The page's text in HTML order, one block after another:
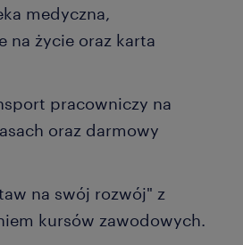
medyczna,
na życie oraz karta
pracowniczy na
oraz darmowy
na swój rozwój" z
kursów zawodowych.